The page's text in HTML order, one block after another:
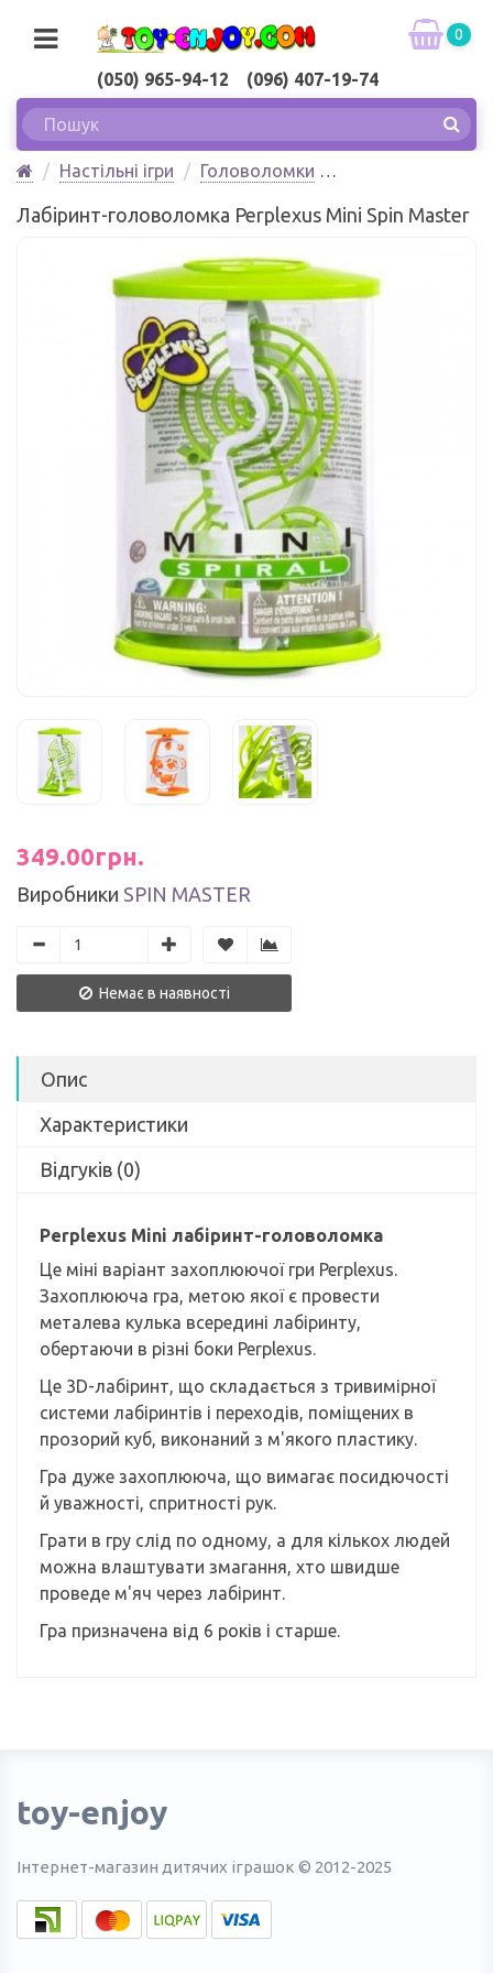
(050) 965-94-12 (096) 407-19-74
0
Настільні ігри
Головоломки
Лабіринт-головоломка Perplexus Mini Spin Master
349.00грн.
Виробники SPIN MASTER
Немає в наявності
Опис
Характеристики
Відгуків (0)
Perplexus Mini лабіринт-головоломка
Це міні варіант захоплюючої гри Perplexus.
Захоплююча гра, метою якої є провести
металева кулька всередині лабіринту,
обертаючи в різні боки Perplexus.
Це 3D-лабіринт, що складається з тривимірної
системи лабіринтів і переходів, поміщених в
прозорий куб, виконаний з м'якого пластику.
Гра дуже захоплююча, що вимагає посидючості
й уважності, спритності рук.
Грати в гру слід по одному, а для кількох людей
можна влаштувати змагання, хто швидше
проведе м'яч через лабіринт.
Гра призначена від 6 років і старше.
toy-enjoy
Інтернет-магазин дитячих іграшок © 2012-2025